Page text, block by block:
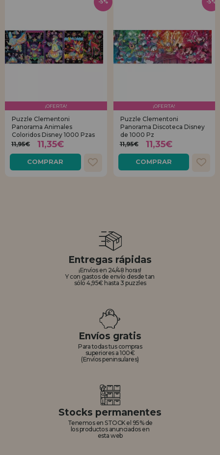
¡OFERTA!
Puzzle Clementoni
Panorama Animales
Coloridos Disney 1000 Pzas
11,95€
11,35€
COMPRAR
-5%
¡OFERTA!
Puzzle Clementoni
Panorama Discoteca Disney
de 1000 Pz
11,95€
11,35€
COMPRAR
-5%
Entregas rápidas
¡Envíos en 24/48 horas!
Y con gastos de envío desde tan
sólo 4,95€ hasta 3 puzzles
Envíos gratis
Para todas tus compras
superiores a 100€
(Envíos peninsulares)
Stocks permanentes
Tenemos en STOCK el 95% de
los productos anunciados en
esta web